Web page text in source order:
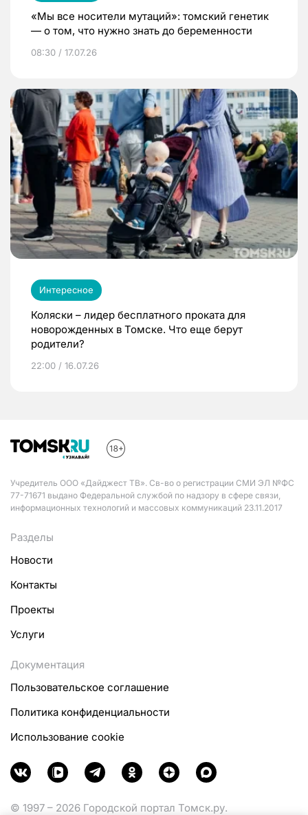
«Мы все носители мутаций»: томский генетик
— о том, что нужно знать до беременности
08:30 / 17.07.26
Интересное
Коляски – лидер бесплатного проката для
новорожденных в Томске. Что еще берут
родители?
22:00 / 16.07.26
Учредитель ООО «Дайджест ТВ». Св-во о регистрации СМИ ЭЛ №ФС
77-71671 выдано Федеральной службой по надзору в сфере связи,
информационных технологий и массовых коммуникаций 23.11.2017
Разделы
Новости
Контакты
Проекты
Услуги
Документация
Пользовательское соглашение
Политика конфиденциальности
Использование cookie
© 1997 – 2026 Городской портал Томск.ру.